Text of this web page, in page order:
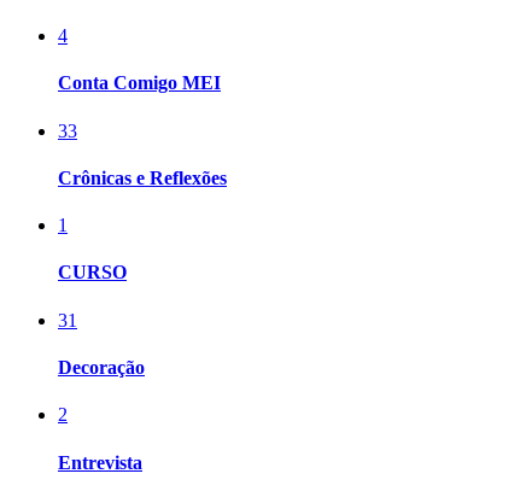
4
Conta Comigo MEI
33
Crônicas e Reflexões
1
CURSO
31
Decoração
2
Entrevista